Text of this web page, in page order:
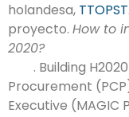
holandesa,
proyecto. How to
2020?
. Building H2020
Procurement
Executive